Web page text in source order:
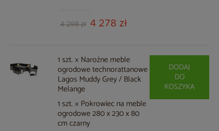
4 298 zł 4 278 zł
1 szt. × Narożne meble
ogrodowe technorattanowe
Lagos Muddy Grey / Black
Melange
1 szt. × Pokrowiec na meble
ogrodowe 280 x 230 x 80
cm czarny
DODAJ
DO
KOSZYKA